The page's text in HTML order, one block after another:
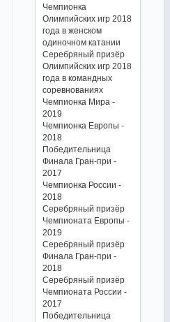
Чемпионка
Олимпийских игр 2018
года в женском
одиночном катании
Серебряный призёр
Олимпийских игр 2018
года в командных
соревнованиях
Чемпионка Мира -
2019
Чемпионка Европы -
2018
Победительница
Финала Гран-при -
2017
Чемпионка России -
2018
Серебряный призёр
Чемпионата Европы -
2019
Серебряный призёр
Финала Гран-при -
2018
Серебряный призёр
Чемпионата России -
2017
Победительница